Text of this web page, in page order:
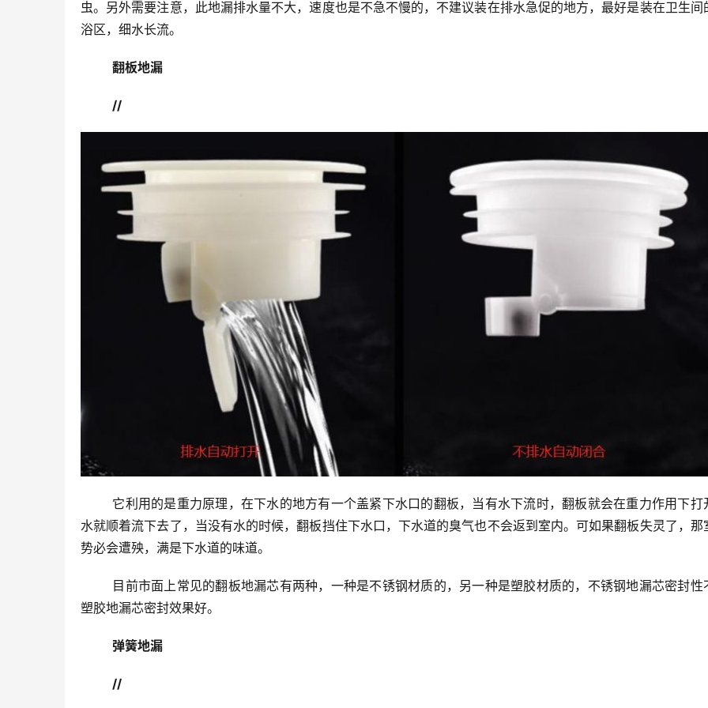
虫。另外需要注意，此地漏排水量不大，速度也是不急不慢的，不建议装在排水急促的地方，最好是装在卫生间
浴区，细水长流。
翻板地漏
//
水就顺着流下去了，当没有水的时候，翻板挡住下水口，下水道的臭气也不会返到室内。可如果翻板失灵了，那
势必会遭殃，满是下水道的味道。
塑胶地漏芯密封效果好。
弹簧地漏
//